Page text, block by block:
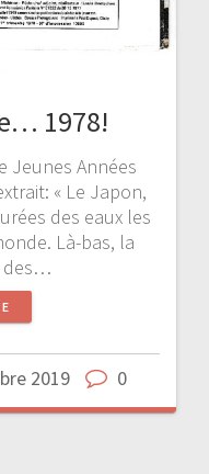
1978!
Jeunes Années
« Le Japon,
des eaux les
Là-bas, la
des…
2019 0